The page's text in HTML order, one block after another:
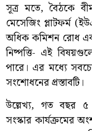
সূত্র মতে, বৈঠকে
মেসেজিং প্লাটফর্ম
অধিক কমিশন রোধ
নিষ্পত্তি- এই
পারে। এর মধ্যে
সংশোধনের প্রস্তাবটি।
উল্লেখ্য, গত বছর
সংস্কার কার্যক্রমের